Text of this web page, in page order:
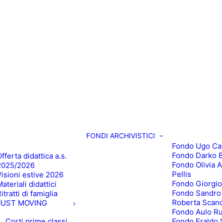
didattica a.s.
2026
estive 2026
didattici
di famiglia
MOVING
FONDI ARCHIVISTICI
Fondo Ugo
Fondo Darko
Fondo Olivia
Pellis
Fondo
Fondo
Roberta
Fondo Aulo